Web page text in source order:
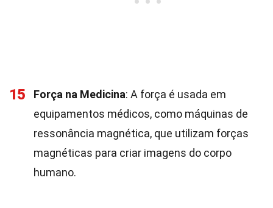
15 Força na Medicina: A força é usada em
equipamentos médicos, como máquinas de
ressonância magnética, que utilizam forças
magnéticas para criar imagens do corpo
humano.